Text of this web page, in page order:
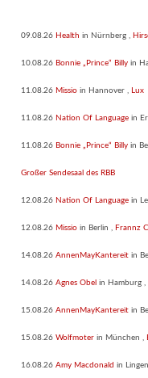
09.08.26 Health in Nürnberg ,
10.08.26 Bonnie „Prince“ Billy in
11.08.26 Missio in Hannover , Lux
11.08.26 Nation Of Language in
11.08.26 Bonnie „Prince“ Billy in
Großer Sendesaal des RBB
12.08.26 Nation Of Language in
12.08.26 Missio in Berlin , Frannz
14.08.26AnnenMayKantereit in
14.08.26Agnes Obel in Hamburg ,
15.08.26AnnenMayKantereit in
15.08.26Wolfmoter in München ,
16.08.26Amy Macdonald in Lingen